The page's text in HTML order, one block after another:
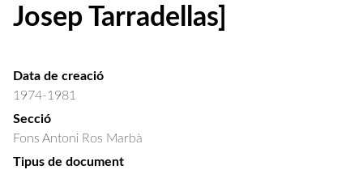
Josep Tarradellas]
Data de creació
1974-1981
Secció
Fons Antoni Ros Marbà
Tipus de document